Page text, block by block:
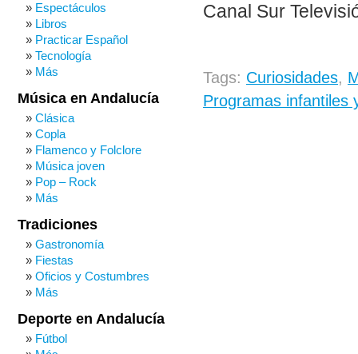
Canal Sur
Tags: Curiosidades,
Programas infantiles
Espectáculos
Libros
Practicar Español
Tecnología
Más
Música en Andalucía
Clásica
Copla
Flamenco y Folclore
Música joven
Pop – Rock
Más
Tradiciones
Gastronomía
Fiestas
Oficios y Costumbres
Más
Deporte en Andalucía
Fútbol